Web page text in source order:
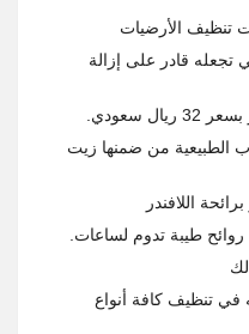
تجعله قادر على إزالة
الطبيعية من ضمنها زيت
اللافندر
طيبة تدوم لساعات.
في تنظيف كافة أنواع